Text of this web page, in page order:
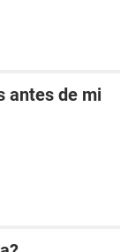
antes de mi